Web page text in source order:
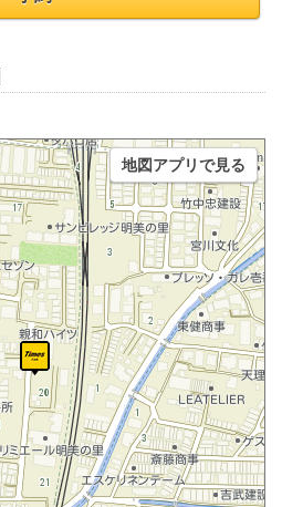
地図アプリで見る